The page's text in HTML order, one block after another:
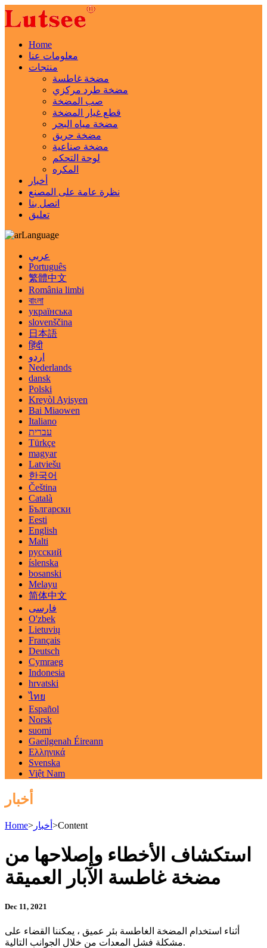
Home
معلومات عنا
منتجات
مضخة غاطسة
مضخة طرد مركزي
صب المضخة
قطع غيار المضخة
مضخة مياه البحر
مضخة حريق
مضخة صناعية
لوحة التحكم
المكره
أخبار
نظرة عامة على المصنع
اتصل بنا
تعليق
Language
عربي
Português
繁體中文
România limbi
বাংলা
українська
slovenščina
日本語
हिंदी
اردو
Nederlands
dansk
Polski
Kreyòl Ayisyen
Bai Miaowen
Italiano
עברית
Türkçe
magyar
Latviešu
한국어
Čeština
Català
Български
Eesti
English
Malti
русский
íslenska
bosanski
Melayu
简体中文
فارسی
O'zbek
Lietuvių
Français
Deutsch
Cymraeg
Indonesia
hrvatski
ไทย
Español
Norsk
suomi
Gaeilgenah Éireann
Ελληνικά
Svenska
Việt Nam
أخبار
Home> أخبار >Content
استكشاف الأخطاء وإصلاحها من
مضخة غاطسة الآبار العميقة
Dec 11, 2021
أثناء استخدام المضخة الغاطسة بئر عميق ، يمكننا القضاء على
مشكلة فشل المعدات من خلال الجوانب التالية.